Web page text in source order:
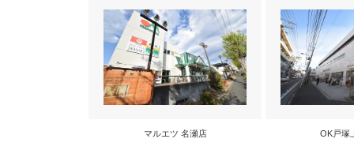
マルエツ 名瀬店 OK戸塚